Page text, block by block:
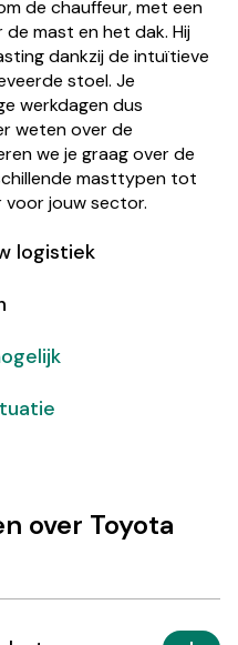
de chauffeur, met een
mast en het dak. Hij
dankzij de intuïtieve
stoel. Je
werkdagen dus
weten over de
we je graag over de
masttypen tot
jouw sector.
logistiek
over Toyota